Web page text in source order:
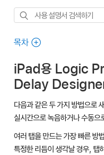
사용
검색하기
목차
iPad용 Logic
Delay Designer
다음과 같은 두 가지 방법으로
실시간으로 녹음하거나 수동으
여러 탭을 만드는 가장 빠른 방
특정한 리듬이 생각날 경우, 탭